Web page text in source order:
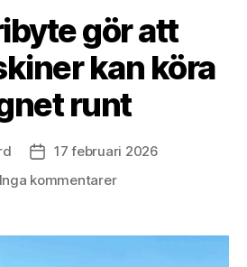
gör att
kan köra
runt
Inläggsdatum
17 februari 2026
Inga kommentarertill
att